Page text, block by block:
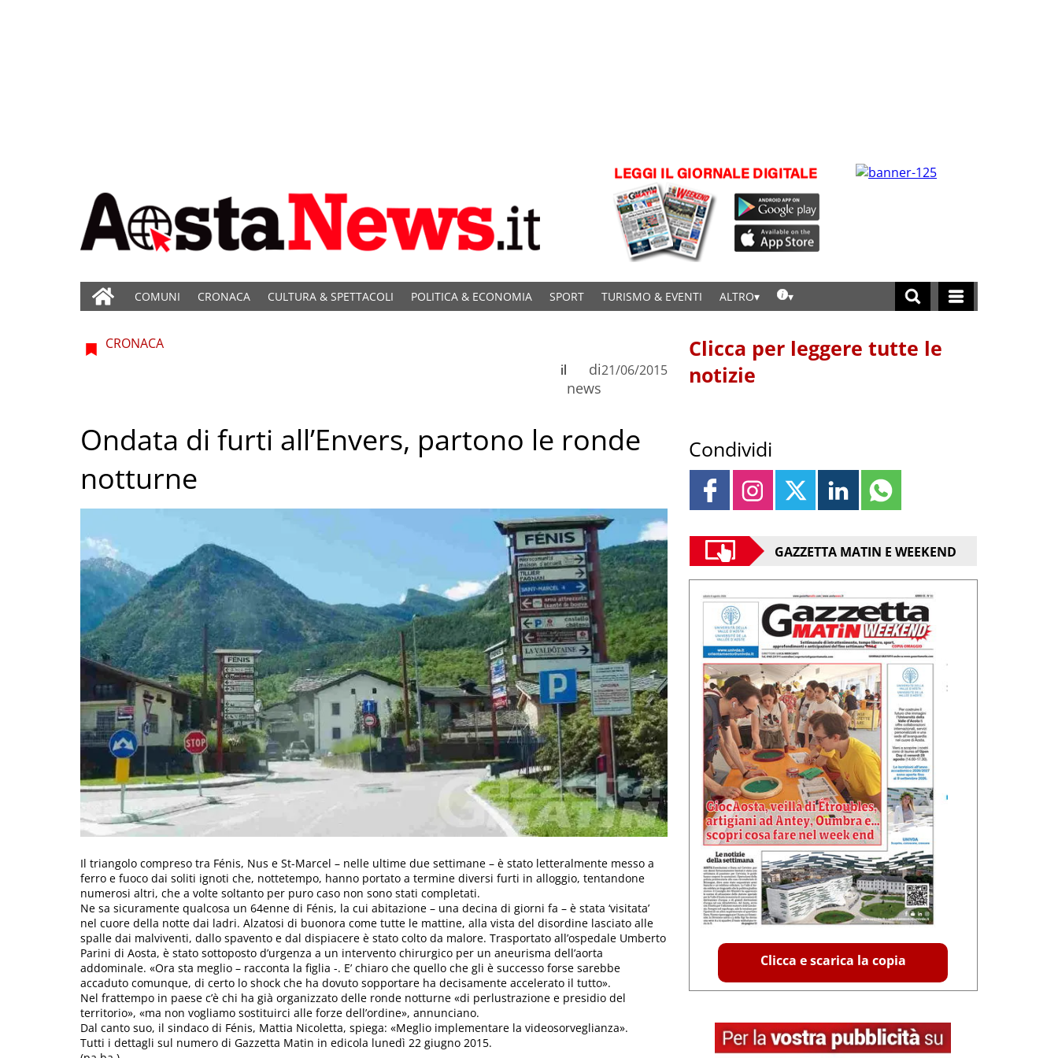
COMUNI CRONACA CULTURA & SPETTACOLI POLITICA & ECONOMIA SPORT TURISMO & EVENTI ALTRO
CRONACA
di
news
il 21/06/2015
Ondata di furti all’Envers, partono le ronde
notturne
Il triangolo compreso tra Fénis, Nus e St-Marcel – nelle ultime due settimane – è stato letteralmente messo a
ferro e fuoco dai soliti ignoti che, nottetempo, hanno portato a termine diversi furti in alloggio, tentandone
numerosi altri, che a volte soltanto per puro caso non sono stati completati.
Ne sa sicuramente qualcosa un 64enne di Fénis, la cui abitazione – una decina di giorni fa – è stata ‘visitata’
nel cuore della notte dai ladri. Alzatosi di buonora come tutte le mattine, alla vista del disordine lasciato alle
spalle dai malviventi, dallo spavento e dal dispiacere è stato colto da malore. Trasportato all’ospedale Umberto
Parini di Aosta, è stato sottoposto d’urgenza a un intervento chirurgico per un aneurisma dell’aorta
addominale. «Ora sta meglio – racconta la figlia -. E’ chiaro che quello che gli è successo forse sarebbe
accaduto comunque, di certo lo shock che ha dovuto sopportare ha decisamente accelerato il tutto».
Nel frattempo in paese c’è chi ha già organizzato delle ronde notturne «di perlustrazione e presidio del
territorio», «ma non vogliamo sostituirci alle forze dell’ordine», annunciano.
Dal canto suo, il sindaco di Fénis, Mattia Nicoletta, spiega: «Meglio implementare la videosorveglianza».
Tutti i dettagli sul numero di Gazzetta Matin in edicola lunedì 22 giugno 2015.
Clicca per leggere tutte le
notizie
Condividi
GAZZETTA MATIN E WEEKEND
Clicca e scarica la copia